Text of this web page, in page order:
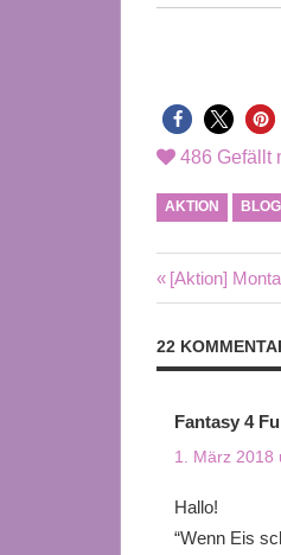
486 Gefällt
AKTION
Vorheriger
Beitrag:
[Aktion]
22
Fantasy 4
1. März 2018
Hallo!
“Wenn Eis